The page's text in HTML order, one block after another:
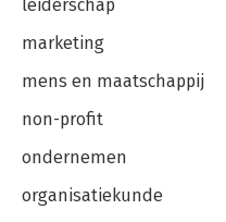
leiderschap
marketing
mens en maatschappij
non-profit
ondernemen
organisatiekunde